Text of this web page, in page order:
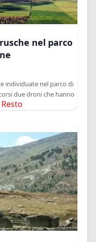
nel parco
individuate nel parco di
due droni che hanno